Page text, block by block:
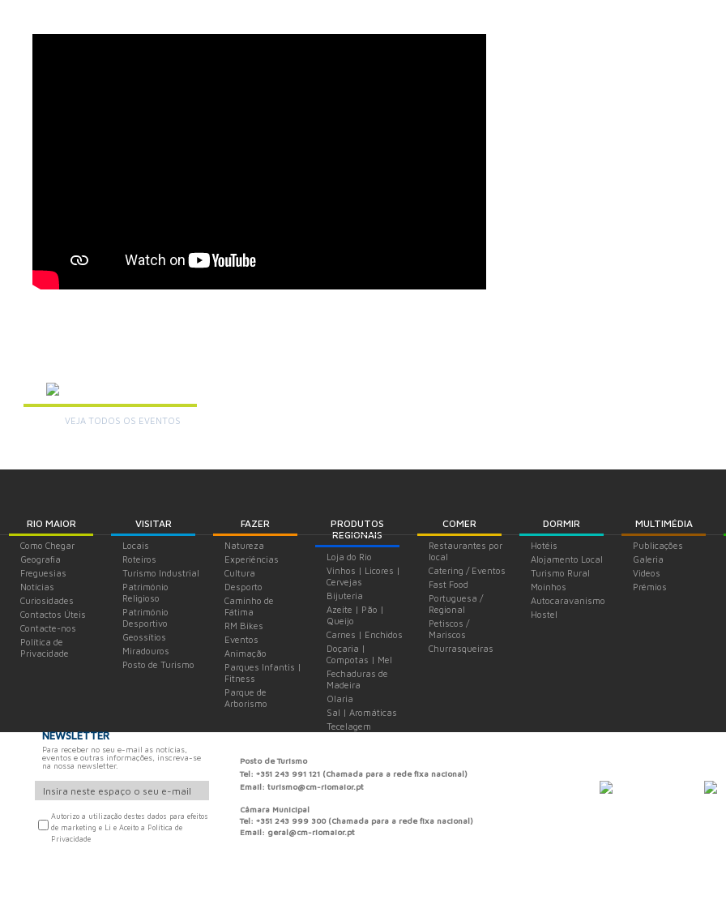
VEJA TODOS OS EVENTOS
RIO MAIOR
Como Chegar
Geografia
Freguesias
Notícias
Curiosidades
Contactos Úteis
Contacte-nos
Política de
Privacidade
VISITAR
Locais
Roteiros
Turismo Industrial
Património
Religioso
Património
Desportivo
Geossítios
Miradouros
Posto de Turismo
FAZER
Natureza
Experiências
Cultura
Desporto
Caminho de
Fátima
RM Bikes
Eventos
Animação
Parques Infantis |
Fitness
Parque de
Arborismo
PRODUTOS
REGIONAIS
Loja do Rio
Vinhos | Licores |
Cervejas
Bijuteria
Azeite | Pão |
Queijo
Carnes | Enchidos
Doçaria |
Compotas | Mel
Fechaduras de
Madeira
Olaria
Sal | Aromáticas
Tecelagem
COMER
Restaurantes por
local
Catering / Eventos
Fast Food
Portuguesa /
Regional
Petiscos /
Mariscos
Churrasqueiras
DORMIR
Hotéis
Alojamento Local
Turismo Rural
Moinhos
Autocaravanismo
Hostel
MULTIMÉDIA
Publicações
Galeria
Videos
Prémios
NEWSLETTER
Para receber no seu e-mail as notícias,
eventos e outras informações, inscreva-se
na nossa newsletter.
Autorizo a utilização destes dados para efeitos
de marketing e Li e Aceito a Política de
Privacidade
Posto de Turismo
Tel: +351 243 991 121 (Chamada para a rede fixa nacional)
Email: turismo@cm-riomaior.pt
Câmara Municipal
Tel: +351 243 999 300 (Chamada para a rede fixa nacional)
Email: geral@cm-riomaior.pt